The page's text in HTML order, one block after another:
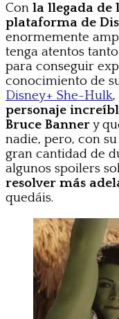
Con la llegada de
plataforma de
enormemente
tenga atentos
para conseguir
conocimiento de
Disney+ She-Hulk,
personaje
Bruce Bannery
nadie, pero, con
gran cantidad de
algunos spoilers
resolver más
quedáis.